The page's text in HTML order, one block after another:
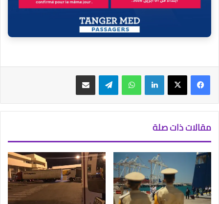
فيسبوك‫X لينكدإن واتساب تيلقرام مشاركة عبر البريد
مقالات ذات صلة